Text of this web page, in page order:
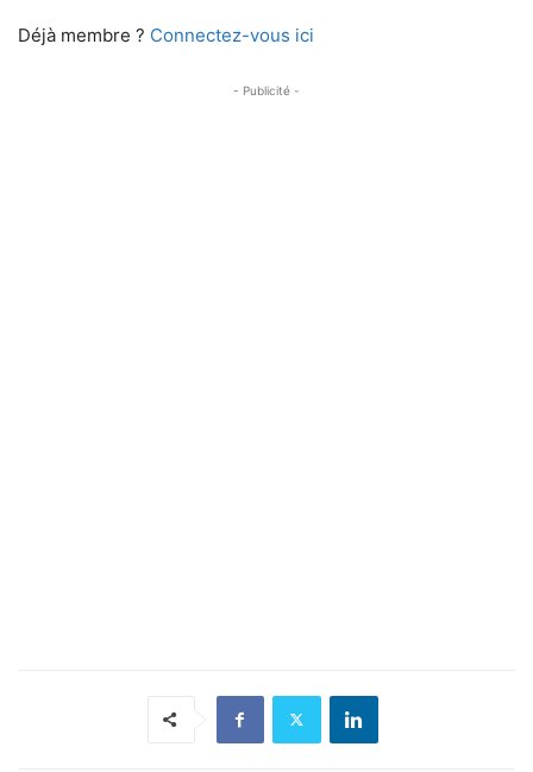
Déjà membre ? Connectez-vous ici
- Publicité -